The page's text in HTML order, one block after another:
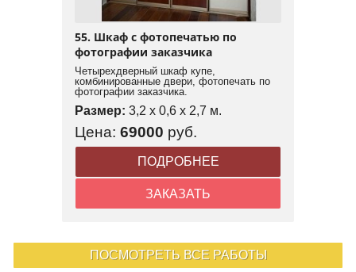
55. Шкаф с фотопечатью по
фотографии заказчика
Четырехдверный шкаф купе,
комбинированные двери, фотопечать по
фотографии заказчика.
Размер: 3,2 x 0,6 x 2,7 м.
Цена: 69000 руб.
ПОДРОБНЕЕ
ЗАКАЗАТЬ
ПОСМОТРЕТЬ ВСЕ РАБОТЫ